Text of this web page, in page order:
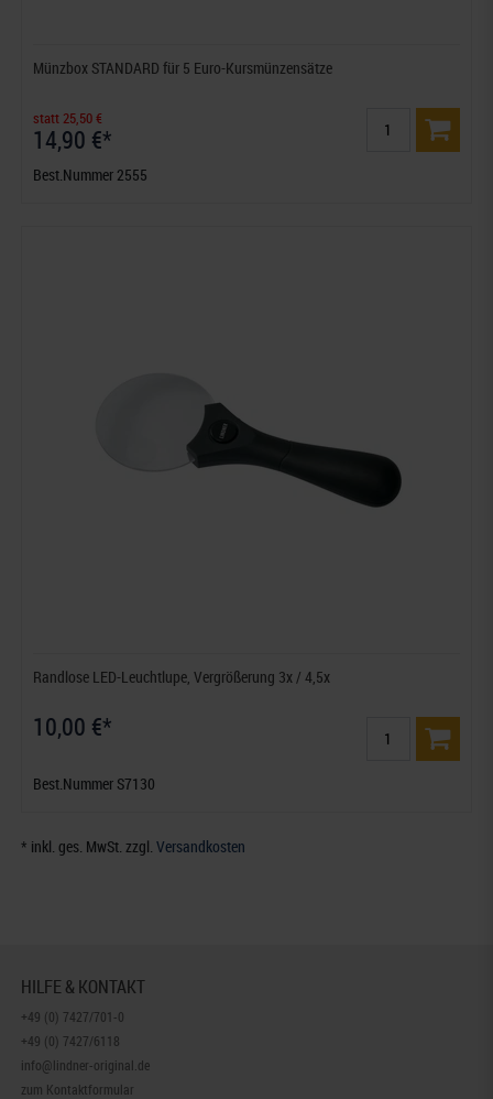
Münzbox STANDARD für 5 Euro-Kursmünzensätze
statt 25,50 €
14,90 €*
Best.Nummer 2555
Randlose LED-Leuchtlupe, Vergrößerung 3x / 4,5x
10,00 €*
Best.Nummer S7130
* inkl. ges. MwSt. zzgl.Versandkosten
HILFE & KONTAKT
+49 (0) 7427/701-0
+49 (0) 7427/6118
info@lindner-original.de
zum Kontaktformular